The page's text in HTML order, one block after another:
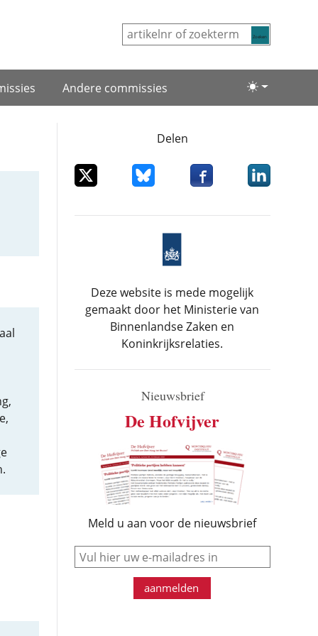
Lichte/
Andere commissies
Delen
Deel dit item op XDeel dit item op Bluesky
Deel dit item op
Deel dit
Deze website is mede mogelijk
gemaakt door het Ministerie van
Binnenlandse Zaken en
Koninkrijksrelaties.
Nieuwsbrief
De Hofvijver
Meld u aan voor de nieuwsbrief
e-mail
aanmelden